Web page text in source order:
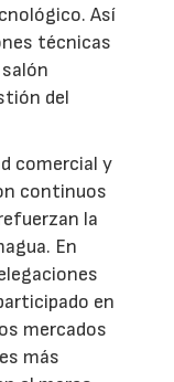
Así
técnicas
del
comercial y
continuos
la
En
en
mercados
más